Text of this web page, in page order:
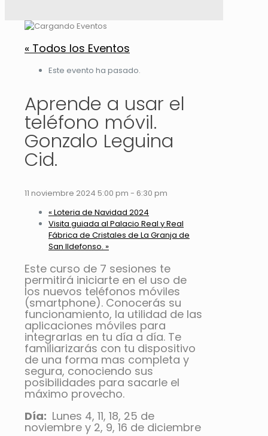
« Todos los Eventos
Este evento ha pasado.
Aprende a usar el
teléfono móvil.
Gonzalo Leguina
Cid.
11 noviembre 2024 5:00 pm - 6:30 pm
« Loteria de Navidad 2024
Visita guiada al Palacio Real y Real
Fábrica de Cristales de La Granja de
San Ildefonso. »
Este curso de 7 sesiones te
permitirá iniciarte en el uso de
los nuevos teléfonos móviles
(smartphone). Conocerás su
funcionamiento, la utilidad de las
aplicaciones móviles para
integrarlas en tu día a día. Te
familiarizarás con tu dispositivo
de una forma mas completa y
segura, conociendo sus
posibilidades para sacarle el
máximo provecho.
Día: Lunes 4, 11, 18, 25 de
noviembre y 2, 9, 16 de diciembre